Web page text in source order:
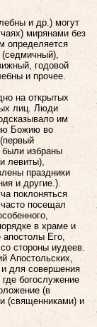
и др.) могут
мирянами без
определяется
годовой
и прочее.
на открытых
лиц. Люди
им
Божию во
избраны
левиты),
праздники
и другие.).
поклоняться
посещал
в храме и
апостолы Его,
стороны иудеев.
Апостольских,
для совершения
богослужение
(в
(священниками) и